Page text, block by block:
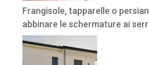
Frangisole, tapparelle o
abbinare le schermature ai